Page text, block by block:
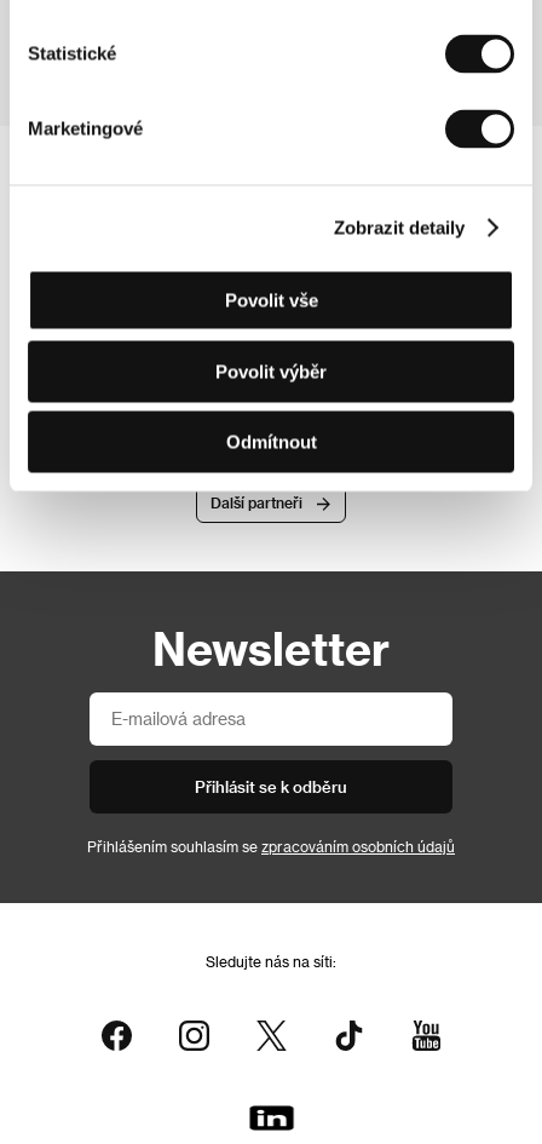
Statistické
Marketingové
Zobrazit detaily
Povolit vše
Povolit výběr
Odmítnout
Další partneři
Newsletter
Přihlásit se k odběru
Přihlášením souhlasím se zpracováním osobních údajů
Sledujte nás na síti: